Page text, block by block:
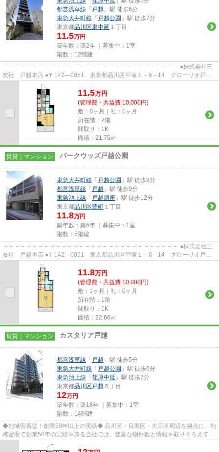
都営浅草線 「 戸越 」駅 徒歩6分
東急大井町線 「 戸越公園 」駅 徒歩7分
東京都品川区東中延 １丁目
11.5万円
築年数：築2年 ｜募集中： 1室
階数：12階建
－－－－－－－－－－－－－－－－－－－－－－－－－－－－－－ ●株式会社三
友社 戸越本店 ●〒142―0051 東京都品川区平塚１－6－14 グローリオ戸越
銀座1階 ●TEL：03-3783-1218...
11.5万円
(管理費・共益費 10,000円)
敷：0ヶ月｜礼：0ヶ月
所在階：2階
間取り：1K
面積：21.75㎡
賃貸｜マンション パークウッズ戸越公園
東急大井町線 「 戸越公園 」駅 徒歩9分
都営浅草線 「 戸越 」駅 徒歩9分
東急池上線 「 戸越銀座 」駅 徒歩12分
東京都品川区豊町 １丁目
11.8万円
築年数：築6年 ｜募集中： 1室
階数：5階建
－－－－－－－－－－－－－－－－－－－－－－－－－－－－－－ ●株式会社三
友社 戸越本店 ●〒142―0051 東京都品川区平塚１－6－14 グローリオ戸越
銀座1階 ●TEL：03-3783-1218...
11.8万円
(管理費・共益費 10,000円)
敷：1ヶ月｜礼：0ヶ月
所在階：1階
間取り：1K
面積：22.66㎡
賃貸｜マンション カスタリア戸越
都営浅草線 「 戸越 」駅 徒歩5分
東急大井町線 「 戸越公園 」駅 徒歩6分
東急池上線 「 荏原中延 」駅 徒歩7分
東京都品川区 戸越 ５丁目
12万円
築年数：築18年 ｜募集中： 1室
階数：14階建
◆地域密着型！創業50年以上の実績◆ 品川区・目黒区・大田区周辺を拠点に、地
域密着で創業50年の実績を誇る当社では、豊富な物件数と情報を取りそろえて、
みなさまをお待ちしております...